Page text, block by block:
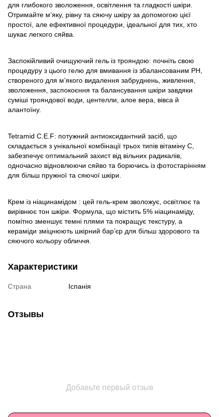
для глибокого зволоження, освітлення та гладкості шкіри.
Отримайте м’яку, рівну та сяючу шкіру за допомогою цієї
простої, але ефективної процедури, ідеальної для тих, хто
шукає легкого сяйва.
Заспокійливий очищуючий гель із трояндою: почніть свою
процедуру з цього гелю для вмивання із збалансованим PH,
створеного для м’якого видалення забруднень, живлення,
зволоження, заспокоєння та балансування шкіри завдяки
суміші трояндової води, центелли, алое вера, вівса й
алантоїну.
Tetramid C.E.F: потужний антиоксидантний засіб, що
складається з унікальної комбінації трьох типів вітаміну С,
забезпечує оптимальний захист від вільних радикалів,
одночасно відновлюючи сяйво та борючись із фотостарінням
для більш пружної та сяючої шкіри.
Крем із ніацинамідом : цей гель-крем зволожує, освітлює та
вирівнює тон шкіри. Формула, що містить 5% ніацинаміду,
помітно зменшує темні плями та покращує текстуру, а
кераміди зміцнюють шкірний бар’єр для більш здорового та
сяючого кольору обличчя.
Характеристики
Страна Іспанія
Отзывы
Добавьте первый отзыв